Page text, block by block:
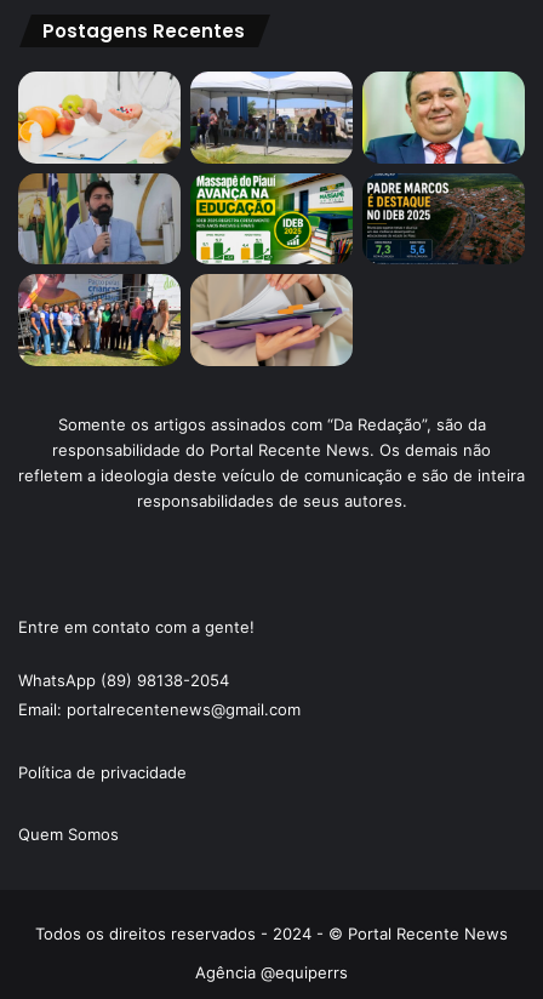
Postagens Recentes
Somente os artigos assinados com “Da Redação”, são da
responsabilidade do Portal Recente News. Os demais não
refletem a ideologia deste veículo de comunicação e são de inteira
responsabilidades de seus autores.
Entre em contato com a gente!
WhatsApp (89) 98138-2054
Email: portalrecentenews@gmail.com
Política de privacidade
Quem Somos
Todos os direitos reservados - 2024 - © Portal Recente News
Agência @equiperrs